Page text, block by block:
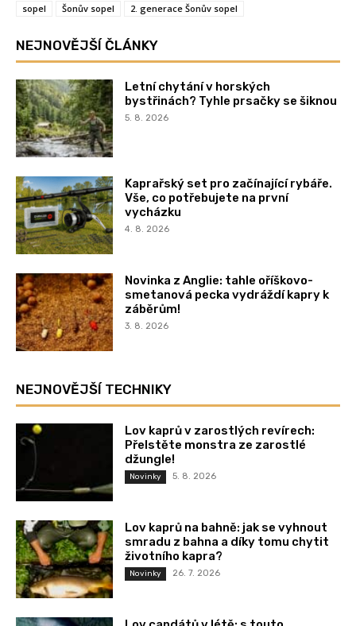
sopel
Šonův sopel 2. generace Šonův sopel
NEJNOVĚJŠÍ ČLÁNKY
Letní chytání v horských
bystřinách? Tyhle prsačky se šiknou
5. 8. 2026
Kaprařský set pro začínající rybáře.
Vše, co potřebujete na první
vycházku
4. 8. 2026
Novinka z Anglie: tahle oříškovo-
smetanová pecka vydráždí kapry k
záběrům!
3. 8. 2026
NEJNOVĚJŠÍ TECHNIKY
Lov kaprů v zarostlých revírech:
Přelstěte monstra ze zarostlé
džungle!
Novinky 5. 8. 2026
Lov kaprů na bahně: jak se vyhnout
smradu z bahna a díky tomu chytit
životního kapra?
Novinky 26. 7. 2026